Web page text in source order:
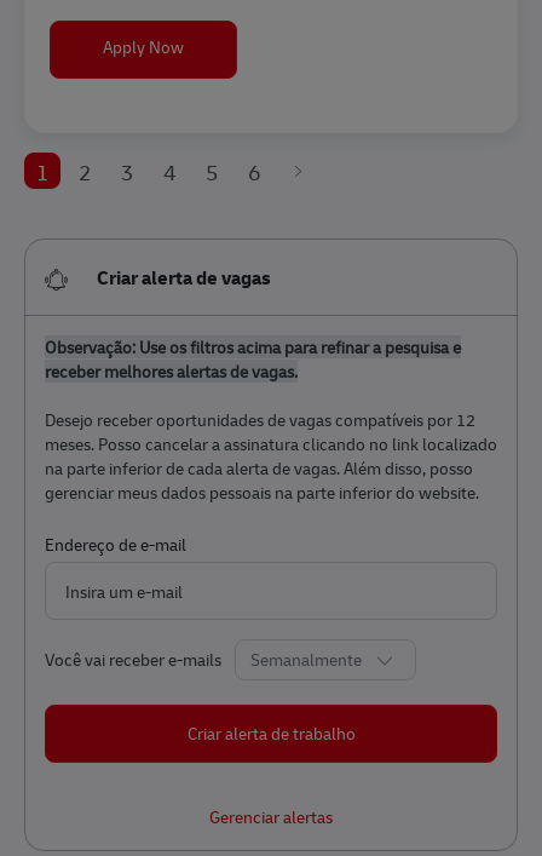
Apply NowANALISTA DE CONTAS A RECEBER SR
1 2 3 4 5 6
Criar alerta de vagas
Observação: Use os filtros acima para refinar a pesquisa e
receber melhores alertas de vagas.
Desejo receber oportunidades de vagas compatíveis por 12
meses. Posso cancelar a assinatura clicando no link localizado
na parte inferior de cada alerta de vagas. Além disso, posso
gerenciar meus dados pessoais na parte inferior do website.
Endereço de e-mail
Você vai receber e-mailsRequired
Criar alerta de trabalho
Gerenciar alertas